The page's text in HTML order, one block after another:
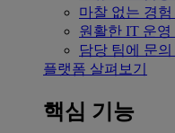
마찰 없는 경험
원활한 IT 운영
담당 팀에 문의
플랫폼 살펴보기
핵심 기능